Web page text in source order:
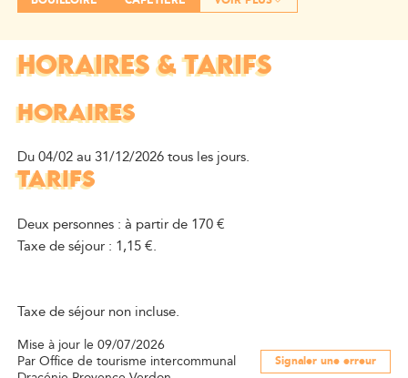
HORAIRES & TARIFS
HORAIRES
Du 04/02 au 31/12/2026 tous les jours.
TARIFS
Deux personnes : à partir de 170 €
Taxe de séjour : 1,15 €.
Taxe de séjour non incluse.
Mise à jour le 09/07/2026
Par Office de tourisme intercommunal
Signaler une erreur